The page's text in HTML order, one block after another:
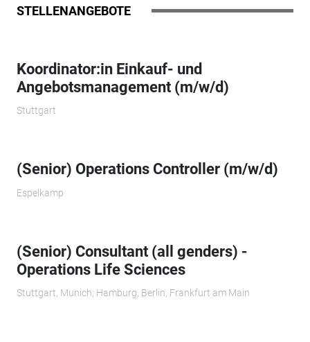
STELLENANGEBOTE
Koordinator:in Einkauf- und
Angebotsmanagement (m/w/d)
Stuttgart
(Senior) Operations Controller (m/w/d)
Espelkamp
(Senior) Consultant (all genders) -
Operations Life Sciences
Stuttgart, Munich, Hamburg, Berlin, Frankfurt am Main